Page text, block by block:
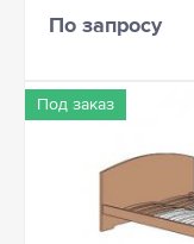
По запросу
Под заказ